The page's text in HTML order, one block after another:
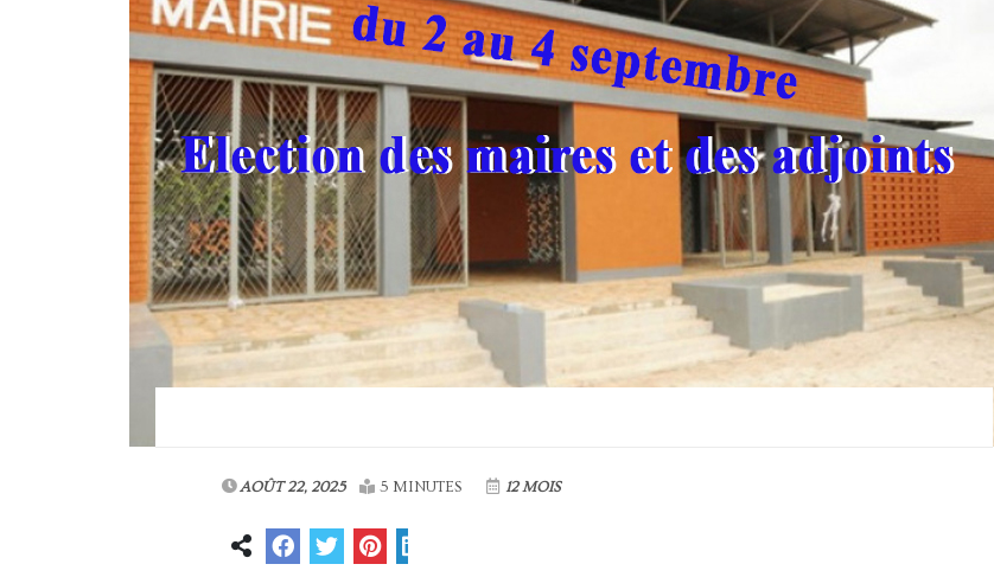
AOÛT 22, 2025 5 MINUTES 12 MOIS